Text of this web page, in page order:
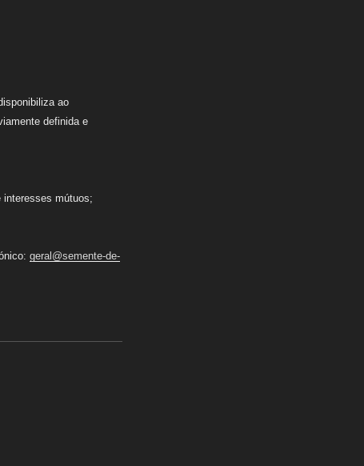
ao
definida e
interesses mútuos;
geral@semente-de-